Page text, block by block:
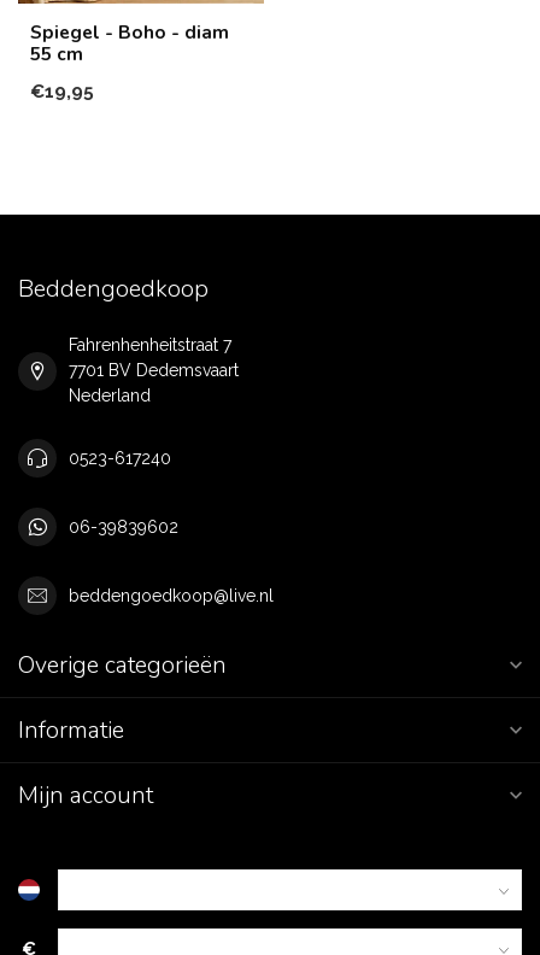
Spiegel - Boho - diam
55 cm
€19,95
Beddengoedkoop
Fahrenhenheitstraat 7
7701 BV Dedemsvaart
Nederland
0523-617240
06-39839602
beddengoedkoop@live.nl
Overige categorieën
Informatie
Mijn account
€